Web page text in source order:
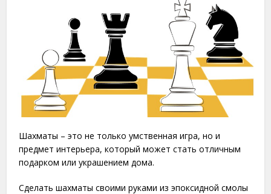
Шахматы – это не только умственная игра, но и
предмет интерьера, который может стать отличным
подарком или украшением дома.
Сделать шахматы своими руками из эпоксидной смолы